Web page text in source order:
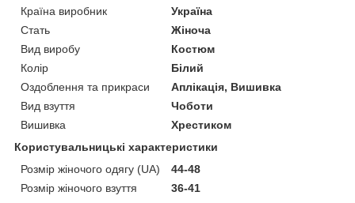
Країна виробник
Україна
Стать
Жіноча
Вид виробу
Костюм
Колір
Білий
Оздоблення та прикраси
Аплікація, Вишивка
Вид взуття
Чоботи
Вишивка
Хрестиком
Користувальницькі характеристики
Розмір жіночого одягу (UA)
44-48
Розмір жіночого взуття
36-41